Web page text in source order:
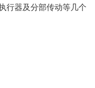
行器及分部传动等几个